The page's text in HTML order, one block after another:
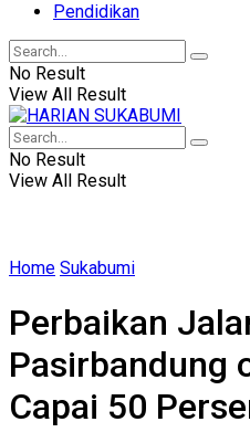
Pendidikan
No Result
View All Result
No Result
View All Result
Home Sukabumi
Perbaikan
Pasirbandung
Capai 50